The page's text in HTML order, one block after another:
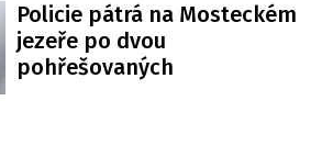
Policie pátrá na Mosteckém
jezeře po dvou
pohřešovaných